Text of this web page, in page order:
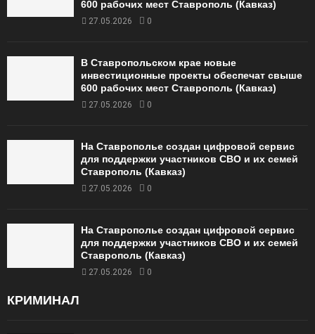
600 рабочих мест Ставрополь (Кавказ)
27.05.2026 0
В Ставропольском крае новые
инвестиционные проекты обеспечат свыше
600 рабочих мест Ставрополь (Кавказ)
27.05.2026 0
На Ставрополье создан цифровой сервис
для поддержки участников СВО и их семей
Ставрополь (Кавказ)
27.05.2026 0
На Ставрополье создан цифровой сервис
для поддержки участников СВО и их семей
Ставрополь (Кавказ)
27.05.2026 0
КРИМИНАЛ